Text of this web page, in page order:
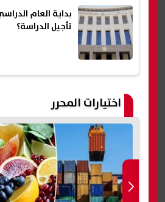
تأجيل الدراسة؟
اختيارات المحرر